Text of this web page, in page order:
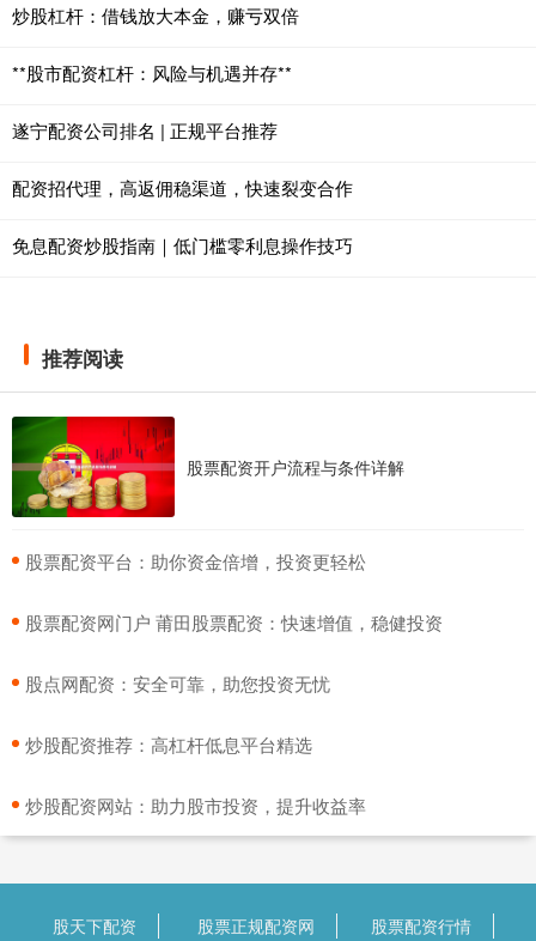
炒股杠杆：借钱放大本金，赚亏双倍
**股市配资杠杆：风险与机遇并存**
遂宁配资公司排名 | 正规平台推荐
配资招代理，高返佣稳渠道，快速裂变合作
免息配资炒股指南｜低门槛零利息操作技巧
推荐阅读
股票配资开户流程与条件详解
​股票配资平台：助你资金倍增，投资更轻松
​股票配资网门户 莆田股票配资：快速增值，稳健投资
​股点网配资：安全可靠，助您投资无忧
​炒股配资推荐：高杠杆低息平台精选
​炒股配资网站：助力股市投资，提升收益率
股天下配资 股票正规配资网 股票配资行情